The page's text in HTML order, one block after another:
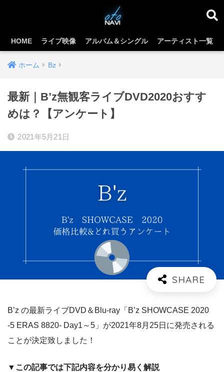
HOME ライブ映像 アルバム＆シングル アーティスト一覧
ホーム Bz
最新｜B’z無観客ライブDVD2020おすす
めは？【アンケート】
2021年5月21日
B’z の最新ライブDVD＆Blu-ray「B’z SHOWCASE 2020
-5 ERAS 8820- Day1～5」が2021年8月25日に発売される
ことが決定致しました！
▼この記事では下記内容を分かり易く解説